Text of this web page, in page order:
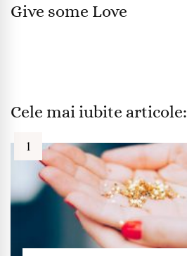
Give some Love
Cele mai iubite articole: